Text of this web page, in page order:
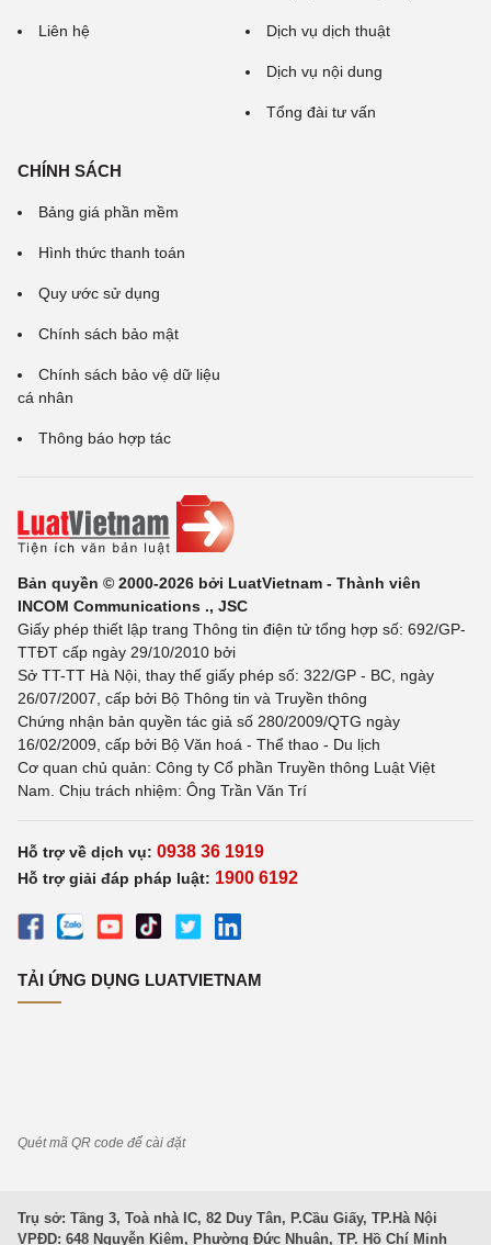
Liên hệ Dịch vụ dịch thuật
Dịch vụ nội dung
Tổng đài tư vấn
CHÍNH SÁCH
Bảng giá phần mềm
Hình thức thanh toán
Quy ước sử dụng
Chính sách bảo mật
Chính sách bảo vệ dữ liệu
cá nhân
Thông báo hợp tác
Bản quyền © 2000-2026 bởi LuatVietnam - Thành viên
INCOM Communications ., JSC
Giấy phép thiết lập trang Thông tin điện tử tổng hợp số: 692/GP-
TTĐT cấp ngày 29/10/2010 bởi
Sở TT-TT Hà Nội, thay thế giấy phép số: 322/GP - BC, ngày
26/07/2007, cấp bởi Bộ Thông tin và Truyền thông
Chứng nhận bản quyền tác giả số 280/2009/QTG ngày
16/02/2009, cấp bởi Bộ Văn hoá - Thể thao - Du lịch
Cơ quan chủ quản: Công ty Cổ phần Truyền thông Luật Việt
Nam. Chịu trách nhiệm: Ông Trần Văn Trí
Hỗ trợ về dịch vụ: 0938 36 1919
Hỗ trợ giải đáp pháp luật: 1900 6192
TẢI ỨNG DỤNG LUATVIETNAM
Quét mã QR code để cài đặt
Trụ sở: Tầng 3, Toà nhà IC, 82 Duy Tân, P.Cầu Giấy, TP.Hà Nội
VPĐD: 648 Nguyễn Kiệm, Phường Đức Nhuận, TP. Hồ Chí Minh